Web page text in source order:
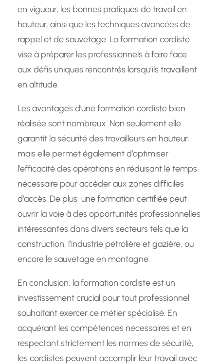
en vigueur, les bonnes pratiques de travail en
hauteur, ainsi que les techniques avancées de
rappel et de sauvetage. La formation cordiste
vise à préparer les professionnels à faire face
aux défis uniques rencontrés lorsqu’ils travaillent
en altitude.
Les avantages d’une formation cordiste bien
réalisée sont nombreux. Non seulement elle
garantit la sécurité des travailleurs en hauteur,
mais elle permet également d’optimiser
l’efficacité des opérations en réduisant le temps
nécessaire pour accéder aux zones difficiles
d’accès. De plus, une formation certifiée peut
ouvrir la voie à des opportunités professionnelles
intéressantes dans divers secteurs tels que la
construction, l’industrie pétrolière et gazière, ou
encore le sauvetage en montagne.
En conclusion, la formation cordiste est un
investissement crucial pour tout professionnel
souhaitant exercer ce métier spécialisé. En
acquérant les compétences nécessaires et en
respectant strictement les normes de sécurité,
les cordistes peuvent accomplir leur travail avec